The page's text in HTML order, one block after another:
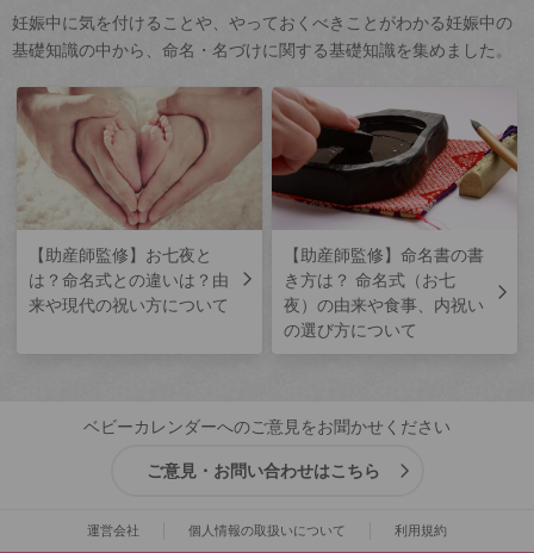
妊娠中に気を付けることや、やっておくべきことがわかる妊娠中の
基礎知識の中から、命名・名づけに関する基礎知識を集めました。
【助産師監修】お七夜と
は？命名式との違いは？由
来や現代の祝い方について
【助産師監修】命名書の書
き方は？ 命名式（お七
夜）の由来や食事、内祝い
の選び方について
ベビーカレンダーへのご意見をお聞かせください
ご意見・お問い合わせはこちら
運営会社 個人情報の取扱いについて 利用規約